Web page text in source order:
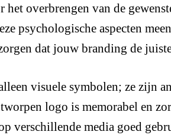
het overbrengen van de
psychologische aspecten
dat jouw branding de
visuele symbolen; ze zijn
logo is memorabel en
verschillende media goed